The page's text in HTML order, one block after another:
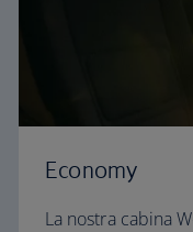
Economy
La nostra cabina